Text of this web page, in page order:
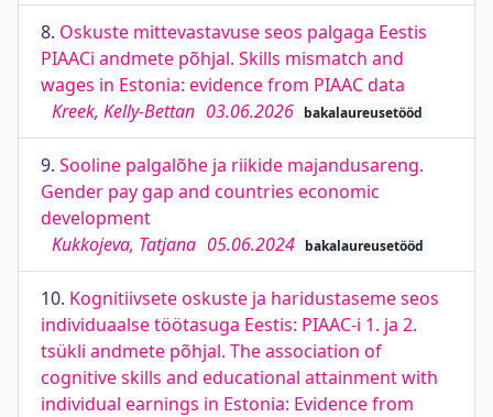
8. Oskuste mittevastavuse seos palgaga Eestis
PIAACi andmete põhjal. Skills mismatch and
wages in Estonia: evidence from PIAAC data
Kreek, Kelly-Bettan 03.06.2026 bakalaureusetööd
9. Sooline palgalõhe ja riikide majandusareng.
Gender pay gap and countries economic
development
Kukkojeva, Tatjana 05.06.2024 bakalaureusetööd
10. Kognitiivsete oskuste ja haridustaseme seos
individuaalse töötasuga Eestis: PIAAC-i 1. ja 2.
tsükli andmete põhjal. The association of
cognitive skills and educational attainment with
individual earnings in Estonia: Evidence from